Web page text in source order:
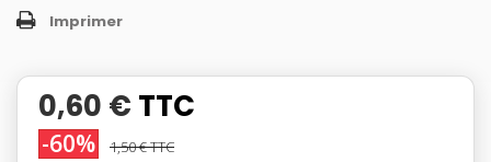
Imprimer
0,60 € TTC
-60% 1,50 €TTC